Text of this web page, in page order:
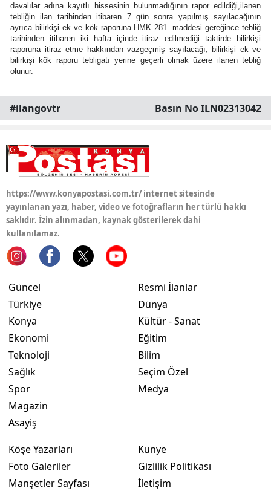
Erzincan
Erzurum
Eskişehir
Giresun
Hatay
Isparta
İzmir
Konya
davalılar adına kayıtlı hissesinin bulunmadığının rapor edildiği,ilanen
tebliğin ilan tarihinden itibaren 7 gün sonra yapılmış sayılacağının
ayrıca bilirkişi ek ve kök raporuna HMK 281. maddesi gereğince tebliğ
tarihinden itibaren iki hafta içinde itiraz edilmediği taktirde bilirkişi
raporuna itiraz etme hakkından vazgeçmiş sayılacağı, bilirkişi ek ve
bilirkişi kök raporu tebligatı yerine geçerli olmak üzere ilanen tebliğ
olunur.
#ilangovtr Basın No ILN02313042
https://www.konyapostasi.com.tr/ internet sitesinde
yayınlanan yazı, haber, video ve fotoğrafların her türlü hakkı
saklıdır. İzin alınmadan, kaynak gösterilerek dahi
kullanılamaz.
Güncel
Türkiye
Konya
Ekonomi
Teknoloji
Sağlık
Spor
Magazin
Asayiş
Resmi İlanlar
Dünya
Kültür - Sanat
Eğitim
Bilim
Seçim Özel
Medya
Köşe Yazarları
Foto Galeriler
Manşetler Sayfası
Künye
Gizlilik Politikası
İletişim